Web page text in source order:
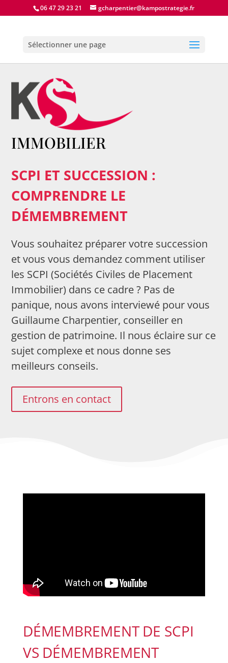
06 47 29 23 21 gcharpentier@kampostrategie.fr
Sélectionner une page
IMMOBILIER
SCPI ET SUCCESSION :
COMPRENDRE LE
DÉMEMBREMENT
Vous souhaitez préparer votre succession
et vous vous demandez comment utiliser
les SCPI (Sociétés Civiles de Placement
Immobilier) dans ce cadre ? Pas de
panique, nous avons interviewé pour vous
Guillaume Charpentier, conseiller en
gestion de patrimoine. Il nous éclaire sur ce
sujet complexe et nous donne ses
meilleurs conseils.
Entrons en contact
DÉMEMBREMENT DE SCPI
VS DÉMEMBREMENT